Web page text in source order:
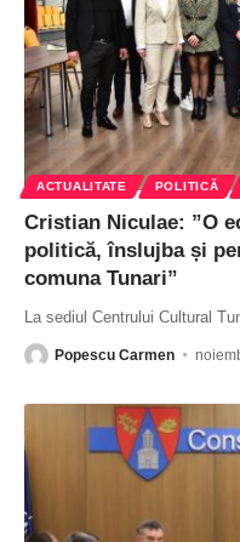
ACTUALITATE POLITICĂ
Cristian Niculae: ”O
politică, înslujba și
comuna Tunari”
La sediul Centrului Cultural
Popescu Carmen